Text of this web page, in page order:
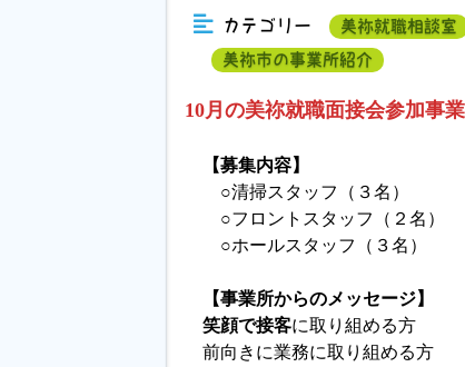
カテゴリー 美祢就職相談室
美祢市の事業所紹介
10月の美祢就職面接会参加事
【募集内容】
○清掃スタッフ（３名）
○フロントスタッフ（２名）
○ホールスタッフ（３名）
【事業所からのメッセージ】
笑顔で接客に取り組める方
前向きに業務に取り組める方